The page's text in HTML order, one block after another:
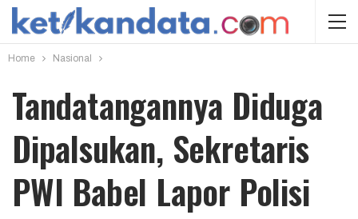
Home Nasional
Tandatangannya Diduga
Dipalsukan, Sekretaris
PWI Babel Lapor Polisi